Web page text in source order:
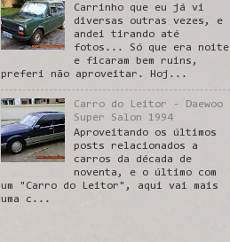
Carrinho que eu já vi
diversas outras vezes, e
andei tirando até
fotos... Só que era noite
e ficaram bem ruins,
preferi não aproveitar. Hoj...
Carro do Leitor - Daewoo
Super Salon 1994
Aproveitando os últimos
posts relacionados a
carros da década de
noventa, e o último com
um "Carro do Leitor", aqui vai mais
uma c...